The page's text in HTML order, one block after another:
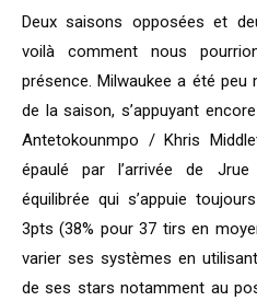
Deux saisons opposées et
voilà comment nous
présence. Milwaukee a été peu
de la saison, s’appuyant
Antetokounmpo / Khris
épaulé par l’arrivée de
équilibrée qui s’appuie
3pts (38% pour 37 tirs en
varier ses systèmes en
de ses stars notamment au